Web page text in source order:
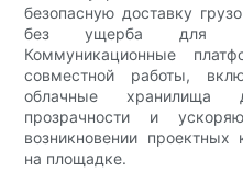
безопасную доставку
без ущерба для
Коммуникационные
совместной работы,
облачные хранилища
прозрачности и
возникновении проектных
на площадке.